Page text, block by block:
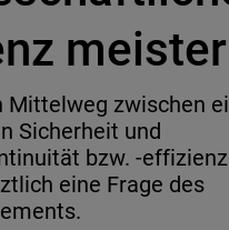
Mittelweg zwischen
Sicherheit und
bzw. -
eine Frage des